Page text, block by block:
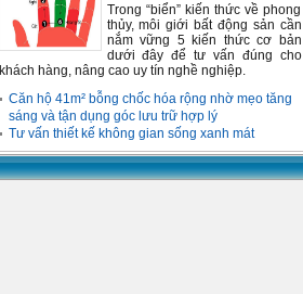
Trong “biển” kiến thức về phong
thủy, môi giới bất động sản cần
nắm vững 5 kiến thức cơ bản
dưới đây để tư vấn đúng cho
khách hàng, nâng cao uy tín nghề nghiệp.
Căn hộ 41m² bỗng chốc hóa rộng nhờ mẹo tăng
sáng và tận dụng góc lưu trữ hợp lý
Tư vấn thiết kế không gian sống xanh mát